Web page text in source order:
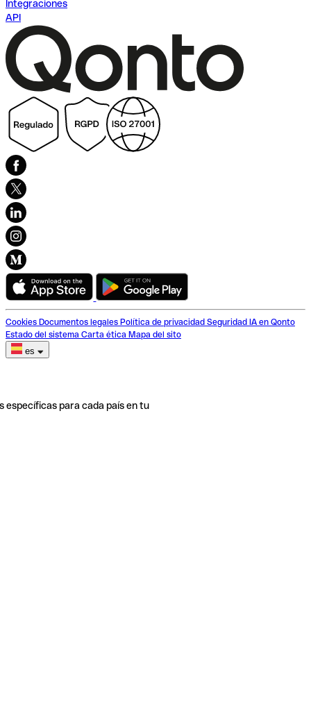
Integraciones
API
Cookies Documentos legales Política de privacidad Seguridad IA en Qonto
Estado del sistema Carta ética Mapa del sito
es
específicas para cada país en tu